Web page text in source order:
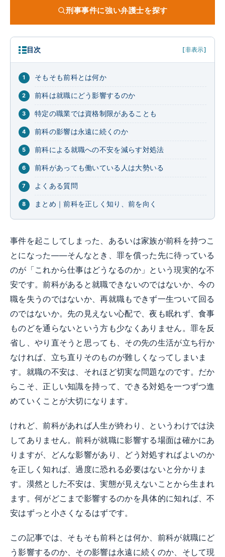
刑事事件に強い弁護士を探す
目次 [非表示]
そもそも前科とは何か
前科は就職にどう影響するのか
特定の職業では資格制限があることも
前科の影響は永遠に続くのか
前科による就職への不安を減らす対処法
前科があっても働いている人は大勢いる
よくある質問
まとめ｜前科を正しく知り、前を向く
事件を起こしてしまった、あるいは家族が前科を持つこ
とになった――そんなとき、罪を償った先に待っている
のが「これから仕事はどうなるのか」という現実的な不
安です。前科があると就職できないのではないか、今の
職を失うのではないか、再就職もできず一生ついて回る
のではないか。先の見えない心配で、夜も眠れず、食事
ものどを通らないという方も少なくありません。罪を反
省し、やり直そうと思っても、その先の生活が立ち行か
なければ、立ち直りそのものが難しくなってしまいま
す。就職の不安は、それほど切実な問題なのです。だか
らこそ、正しい知識を持って、できる対処を一つずつ進
めていくことが大切になります。
けれど、前科があれば人生が終わり、というわけでは決
してありません。前科が就職に影響する場面は確かにあ
りますが、どんな影響があり、どう対処すればよいのか
を正しく知れば、過度に恐れる必要はないと分かりま
す。漠然とした不安は、実態が見えないことから生まれ
ます。何がどこまで影響するのかを具体的に知れば、不
安はずっと小さくなるはずです。
この記事では、そもそも前科とは何か、前科が就職にど
う影響するのか、その影響は永遠に続くのか、そして現